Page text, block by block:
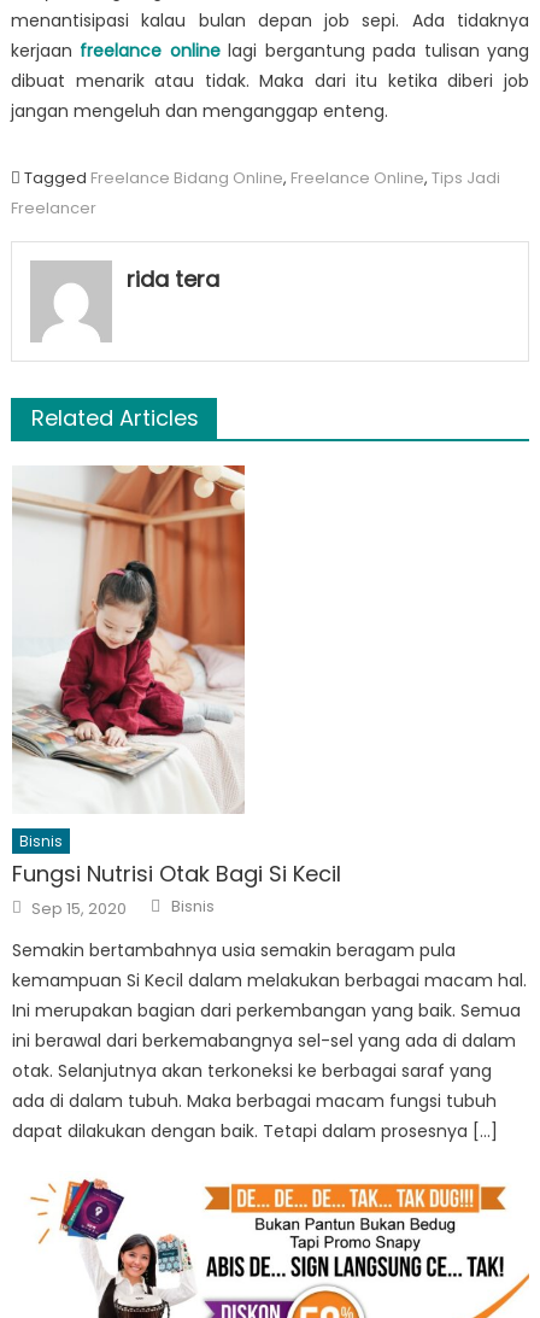
menantisipasi kalau bulan depan job sepi. Ada tidaknya
kerjaan freelance onlinelagi bergantung pada tulisan yang
dibuat menarik atau tidak. Maka dari itu ketika diberi job
jangan mengeluh dan menganggap enteng.
Tagged Freelance Bidang Online, Freelance Online, Tips Jadi
Freelancer
rida tera
Related Articles
Bisnis
Fungsi Nutrisi Otak Bagi Si Kecil
Posted
on
Sep 15, 2020 Author
Bisnis
Semakin bertambahnya usia semakin beragam pula
kemampuan Si Kecil dalam melakukan berbagai macam hal.
Ini merupakan bagian dari perkembangan yang baik. Semua
ini berawal dari berkemabangnya sel-sel yang ada di dalam
otak. Selanjutnya akan terkoneksi ke berbagai saraf yang
ada di dalam tubuh. Maka berbagai macam fungsi tubuh
dapat dilakukan dengan baik. Tetapi dalam prosesnya […]